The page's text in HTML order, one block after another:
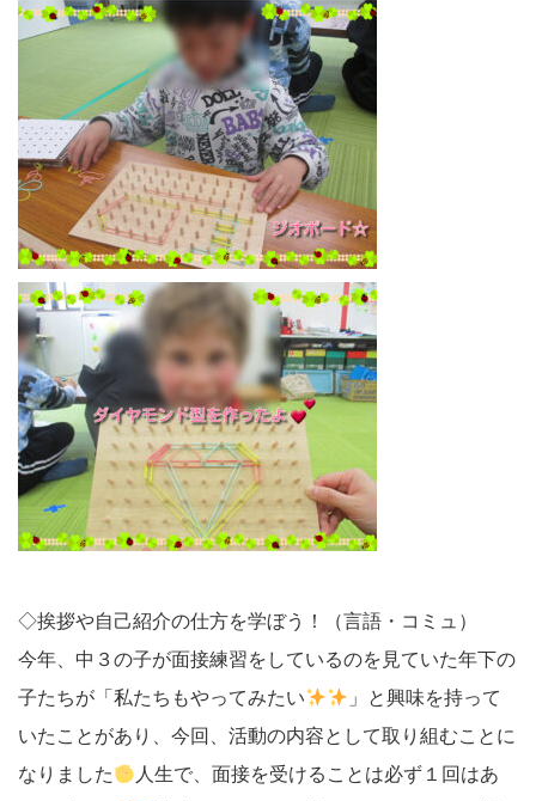
◇挨拶や自己紹介の仕方を学ぼう！（言語・コミュ）
今年、中３の子が面接練習をしているのを見ていた年下の
子たちが「私たちもやってみたい
」と興味を持って
いたことがあり、今回、活動の内容として取り組むことに
なりました
人生で、面接を受けることは必ず１回はあ